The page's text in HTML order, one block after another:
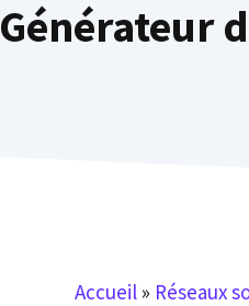
Générateur
Accueil » Réseaux